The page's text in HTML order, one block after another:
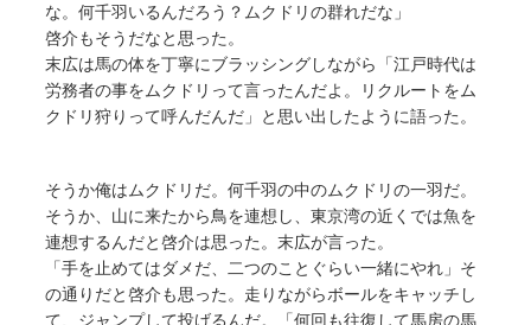
な。何千羽いるんだろう？ムクドリの群れだな」
啓介もそうだなと思った。
末広は馬の体を丁寧にブラッシングしながら「江戸時代は
労務者の事をムクドリって言ったんだよ。リクルートをム
クドリ狩りって呼んだんだ」と思い出したように語った。
そうか俺はムクドリだ。何千羽の中のムクドリの一羽だ。
そうか、山に来たから鳥を連想し、東京湾の近くでは魚を
連想するんだと啓介は思った。末広が言った。
「手を止めてはダメだ、二つのことぐらい一緒にやれ」そ
の通りだと啓介も思った。走りながらボールをキャッチし
て、ジャンプして投げるんだ。「何回も往復して馬房の馬